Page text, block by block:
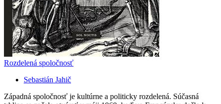
Rozdelená spoločnosť
Sebastián Jahič
Západná spoločnosť je kultúrne a politicky rozdelená. Súčasná